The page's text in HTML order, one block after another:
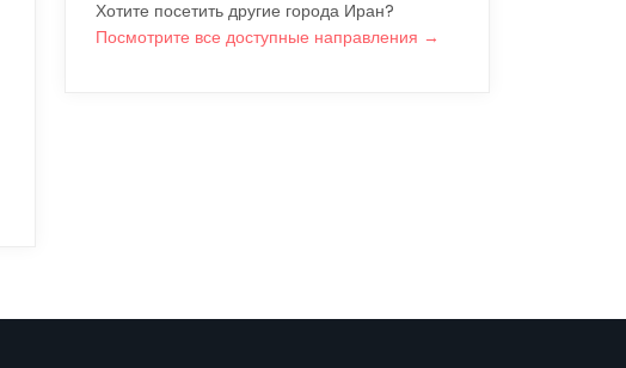
Хотите посетить другие города Иран?
Посмотрите все доступные направления →